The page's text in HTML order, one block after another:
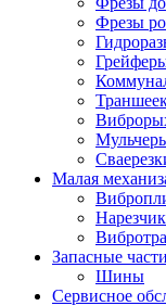
Фрезы
Малая
Запасные части
Шины
Сервисное